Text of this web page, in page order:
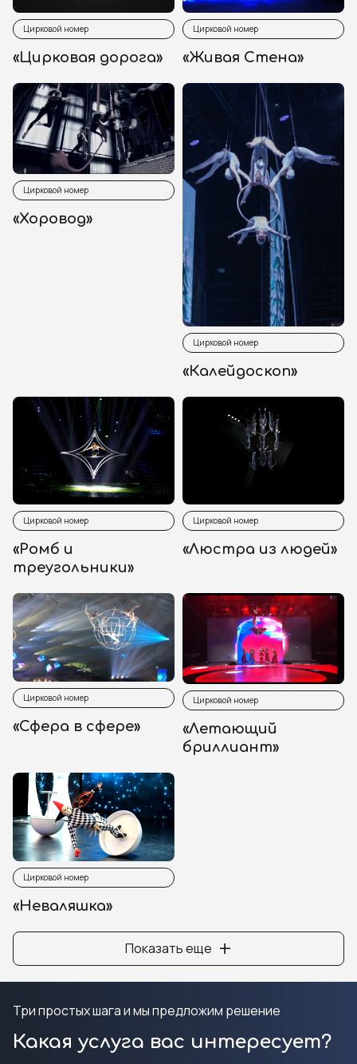
Цирковой номер
«Цирковая дорога»
Цирковой номер
«Живая Стена»
Цирковой номер
«Хоровод»
Цирковой номер
«Калейдоскоп»
Цирковой номер
«Ромб и
треугольники»
Цирковой номер
«Люстра из людей»
Цирковой номер
«Сфера в сфере»
Цирковой номер
«Летающий
бриллиант»
Цирковой номер
«Неваляшка»
Показать еще +
Три простых шага и мы предложим решение
Какая услуга вас интересует?